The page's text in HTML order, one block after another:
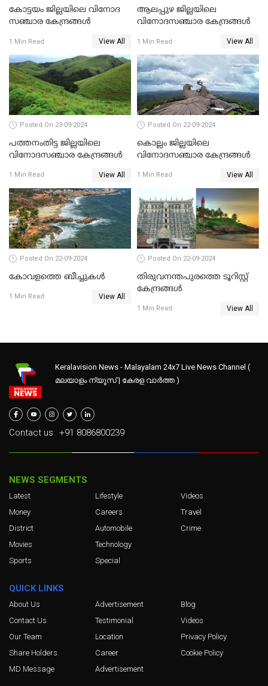
കോട്ടയം ജില്ലയിലെ വിനോദ
സഞ്ചാര കേന്ദ്രങ്ങൾ
1 Min Read View All
ആലപ്പുഴ ജില്ലയിലെ
വിനോദസഞ്ചാര കേന്ദ്രങ്ങൾ
1 Min Read View All
Posted On 23-09-2024
പത്തനംതിട്ട ജില്ലയിലെ
വിനോദസഞ്ചാര കേന്ദ്രങ്ങൾ
1 Min Read View All
Posted On 22-09-2024
കൊല്ലം ജില്ലയിലെ
വിനോദസഞ്ചാര കേന്ദ്രങ്ങൾ
1 Min Read View All
Posted On 22-09-2024
കോവളത്തെ ബീച്ചുകൾ
1 Min Read View All
Posted On 22-09-2024
തിരുവനന്തപുരത്തെ ടൂറിസ്റ്റ്
കേന്ദ്രങ്ങൾ
1 Min Read View All
Keralavision News - Malayalam 24x7 Live News Channel (
മലയാളം ന്യൂസ് | കേരള വാർത്ത )
Contact us +91 8086800239
NEWS SEGMENTS
Latest
Money
District
Movies
Sports
Lifestyle
Careers
Automobile
Technology
Special
Videos
Travel
Crime
QUICK LINKS
About Us
Contact Us
Our Team
Share Holders
MD Message
Advertisement
Testimonial
Location
Career
Advertisement
Blog
Videos
Privacy Policy
Cookie Policy